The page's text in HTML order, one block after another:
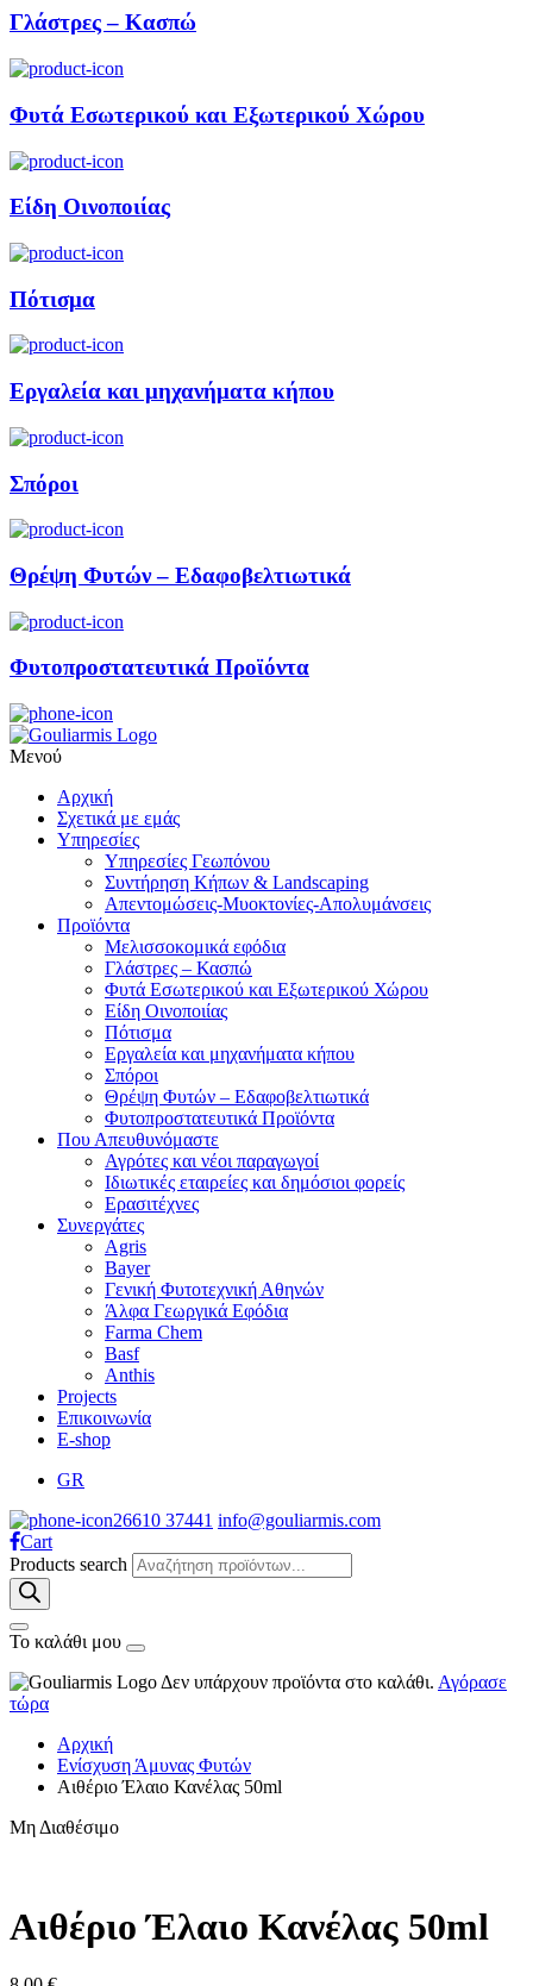
Γλάστρες – Κασπώ
Φυτά Εσωτερικού και Εξωτερικού Χώρου
Είδη Οινοποιίας
Πότισμα
Εργαλεία και μηχανήματα κήπου
Σπόροι
Θρέψη Φυτών – Εδαφοβελτιωτικά
Φυτοπροστατευτικά Προϊόντα
Μενού
Αρχική
Σχετικά με εμάς
Υπηρεσίες
Υπηρεσίες Γεωπόνου
Συντήρηση Κήπων & Landscaping
Απεντομώσεις-Μυοκτονίες-Απολυμάνσεις
Προϊόντα
Μελισσοκομικά εφόδια
Γλάστρες – Κασπώ
Φυτά Εσωτερικού και Εξωτερικού Χώρου
Είδη Οινοποιίας
Πότισμα
Εργαλεία και μηχανήματα κήπου
Σπόροι
Θρέψη Φυτών – Εδαφοβελτιωτικά
Φυτοπροστατευτικά Προϊόντα
Που Απευθυνόμαστε
Αγρότες και νέοι παραγωγοί
Ιδιωτικές εταιρείες και δημόσιοι φορείς
Ερασιτέχνες
Συνεργάτες
Agris
Bayer
Γενική Φυτοτεχνική Αθηνών
Άλφα Γεωργικά Εφόδια
Farma Chem
Basf
Anthis
Projects
Επικοινωνία
E-shop
GR
26610 37441 info@gouliarmis.com
Cart
Products search
Το καλάθι μου
Δεν υπάρχουν προϊόντα στο καλάθι. Αγόρασε
τώρα
Αρχική
Ενίσχυση Άμυνας Φυτών
Αιθέριο Έλαιο Κανέλας 50ml
Μη Διαθέσιμο
Αιθέριο Έλαιο Κανέλας 50ml